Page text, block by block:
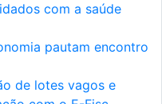
com a saúde
pautam encontro
de lotes vagos e